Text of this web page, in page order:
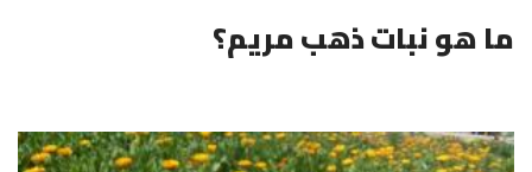
ما هو نبات ذهب مريم؟